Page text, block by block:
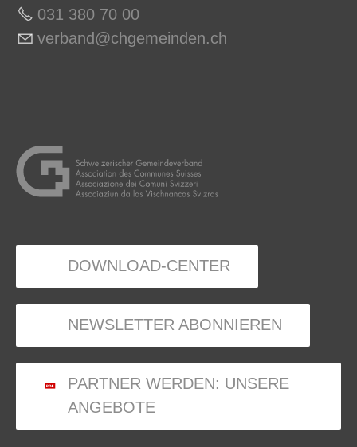
031 380 70 00
v rb nd chg m nd n ch
DOWNLOAD-CENTER
NEWSLETTER ABONNIEREN
PARTNER WERDEN: UNSERE
ANGEBOTE